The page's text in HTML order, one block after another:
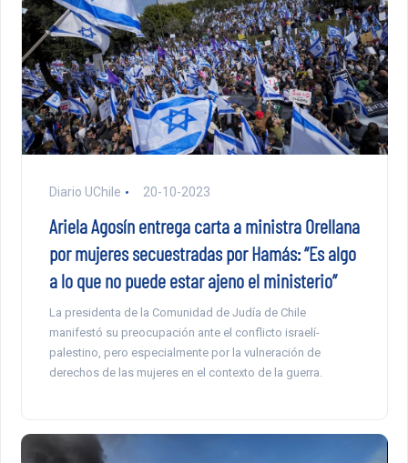
Diario UChile 20-10-2023
Ariela Agosín entrega carta a ministra Orellana
por mujeres secuestradas por Hamás: “Es algo
a lo que no puede estar ajeno el ministerio”
La presidenta de la Comunidad de Judía de Chile
manifestó su preocupación ante el conflicto israelí-
palestino, pero especialmente por la vulneración de
derechos de las mujeres en el contexto de la guerra.